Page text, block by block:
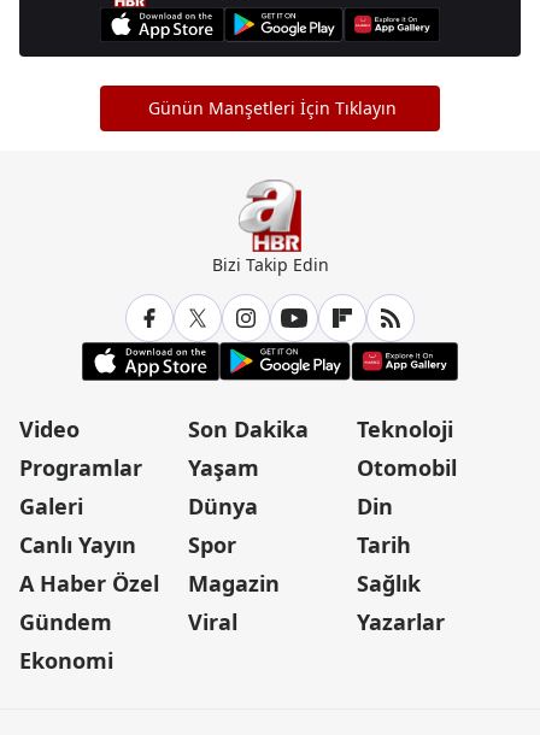
Günün Manşetleri İçin Tıklayın
Bizi Takip Edin
Video
Programlar
Galeri
Canlı Yayın
A Haber Özel
Gündem
Ekonomi
Son Dakika
Yaşam
Dünya
Spor
Magazin
Viral
Teknoloji
Otomobil
Din
Tarih
Sağlık
Yazarlar